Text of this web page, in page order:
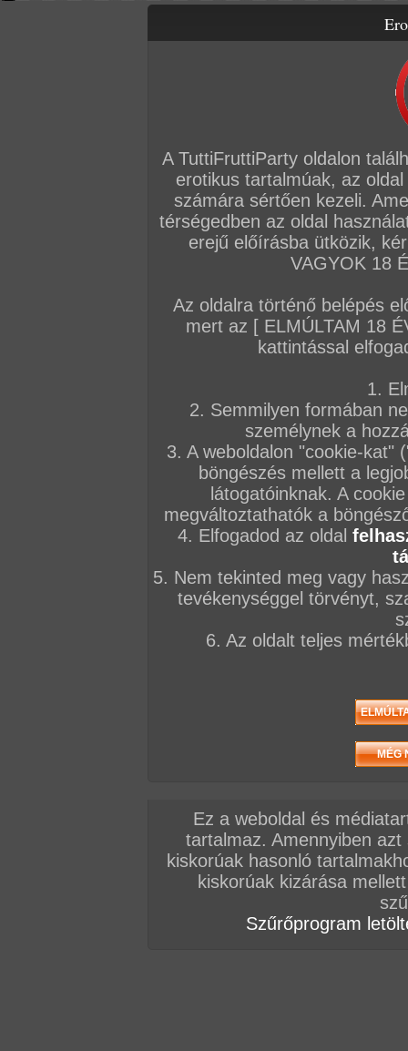
Amatőr sorozatok
ELFELEJTETT NÉV/JELSZÓ
Ha elfelejtetted volna a belépési nevedet/jelszavadat, akkor írd be ide a
majd nézd meg az e-mail fiókodat és kövesd a tőlünk érkezett
E-mail cím:
A TuttiFruttiParty oldalon
erotikus tartalmúak, az
számára sértően kezeli.
térségedben az oldal
erejű előírásba ütközik,
VAGYOK 18
Az oldalra történő belépés
mert az [ ELMÚLTAM 18
kattintással
1.
2. Semmilyen formában
személynek a
3. A weboldalon "cookie-kat"
böngészés mellett a
látogatóinknak. A
megváltoztathatók a
4. Elfogadod az oldal
5. Nem tekinted meg vagy
tevékenységgel törvényt,
6. Az oldalt teljes
Ez a weboldal és
tartalmaz. Amennyiben
kiskorúak hasonló
kiskorúak kizárása
Szűrőprogram